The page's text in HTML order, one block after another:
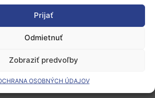
Prijať
Odmietnuť
Zobraziť predvoľby
OSOBNÝCH ÚDAJOV
, na ktorú sa teraz
strana. Píše sa v nej, že
nezávislého operátora na
nemôže schváliť ani jeden